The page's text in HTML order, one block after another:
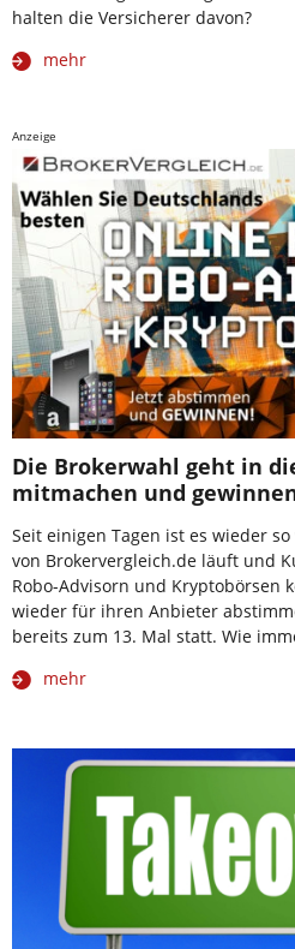
halten die Versicherer davon?
mehr
Anzeige
Die Brokerwahl geht in
mitmachen und
Seit einigen Tagen ist es wieder
von Brokervergleich.de läuft und
Robo-Advisorn und Kryptobörsen
wieder für ihren Anbieter
bereits zum 13. Mal statt. Wie
mehr